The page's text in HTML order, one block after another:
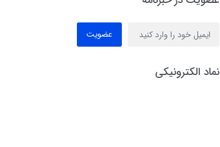
عضویت
نماد الکترونیکی